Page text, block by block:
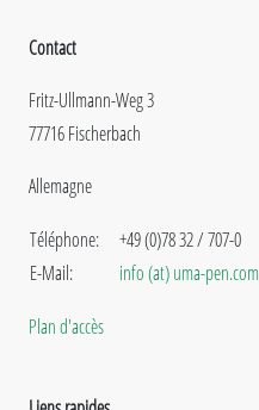
Contact
Fritz-Ullmann-Weg 3
77716 Fischerbach
Allemagne
Téléphone:
E-Mail:
+49 (0)78 32 / 707-0
info (at) uma-pen.com
Plan d'accès